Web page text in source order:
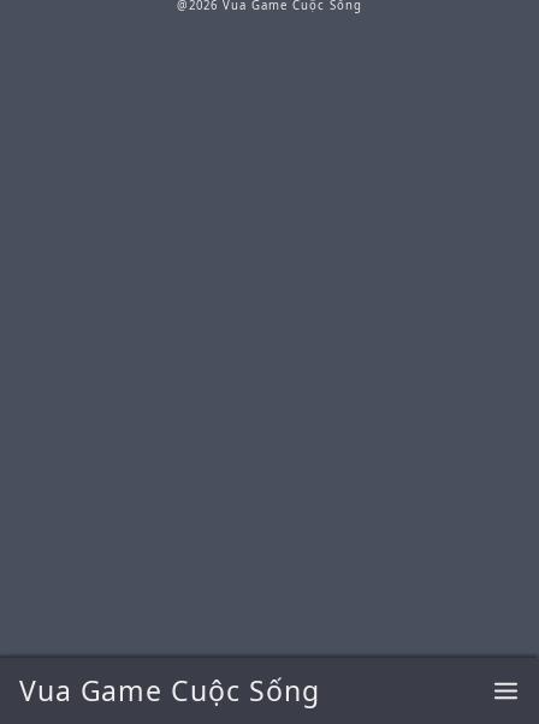
Vua Game Cuộc Sống
@2026 Vua Game Cuộc Sống